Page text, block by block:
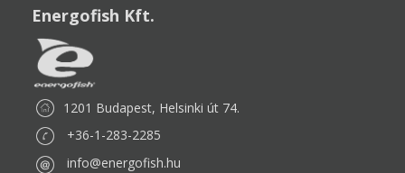
Energofish Kft.
1201 Budapest, Helsinki út 74.
+36-1-283-2285
info@energofish.hu